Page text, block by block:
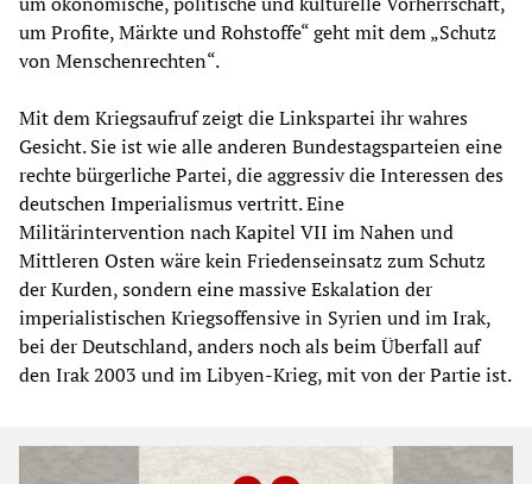
um Profite, Märkte und Rohstoffe“ geht mit dem „Schutz
von Menschenrechten“.
Mit dem Kriegsaufruf zeigt die Linkspartei ihr wahres
Gesicht. Sie ist wie alle anderen Bundestagsparteien eine
rechte bürgerliche Partei, die aggressiv die Interessen des
deutschen Imperialismus vertritt. Eine
Militärintervention nach Kapitel VII im Nahen und
Mittleren Osten wäre kein Friedenseinsatz zum Schutz
der Kurden, sondern eine massive Eskalation der
imperialistischen Kriegsoffensive in Syrien und im Irak,
bei der Deutschland, anders noch als beim Überfall auf
den Irak 2003 und im Libyen-Krieg, mit von der Partie ist.